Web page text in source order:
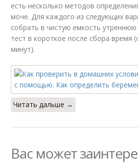
есть несколько методов
моче. Для каждого из следующих
собрать в чистую емкость
тест в короткое после сбора время
минут).
Читать дальше →
Вас может